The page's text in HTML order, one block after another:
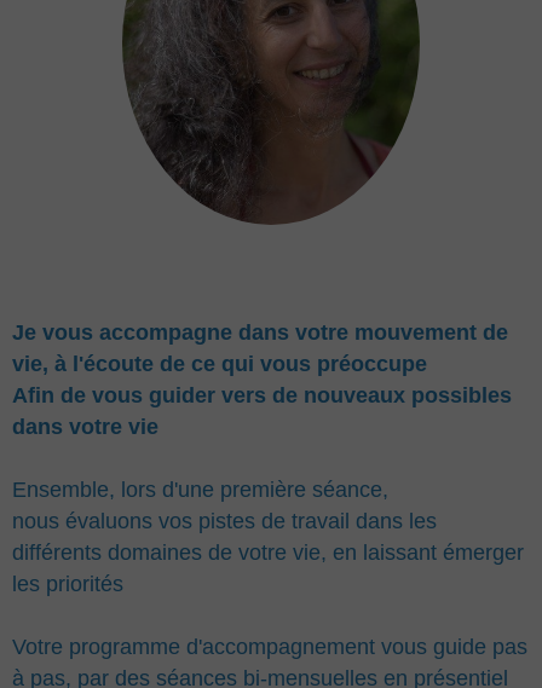
Parcours de Vie
Espace Membres
Je vous accompagne dans votre mouvement de
vie, à l'écoute de ce qui vous préoccupe
Afin de vous guider vers de nouveaux possibles
dans votre vie
Ensemble, lors d'une première séance,
nous évaluons vos pistes de travail dans les
différents domaines de votre vie, en laissant émerger
les priorités
Votre programme d'accompagnement vous guide pas
à pas, par des séances bi-mensuelles en présentiel